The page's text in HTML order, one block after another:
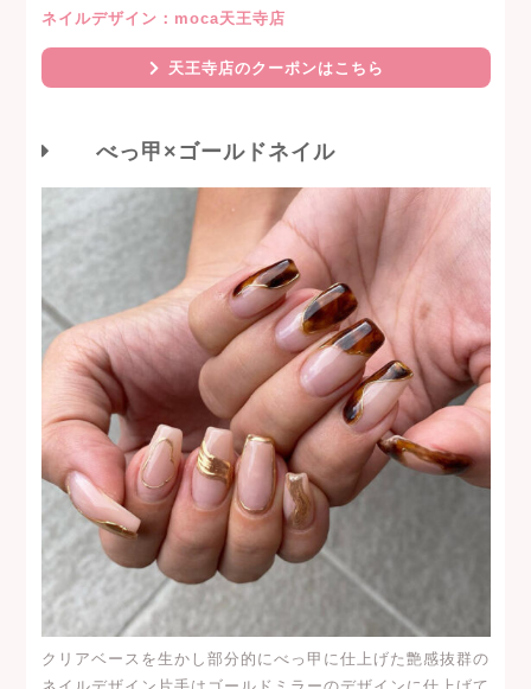
ネイルデザイン：moca天王寺店
天王寺店のクーポンはこちら
べっ甲×ゴールドネイル
クリアベースを生かし部分的にべっ甲に仕上げた艶感抜群の